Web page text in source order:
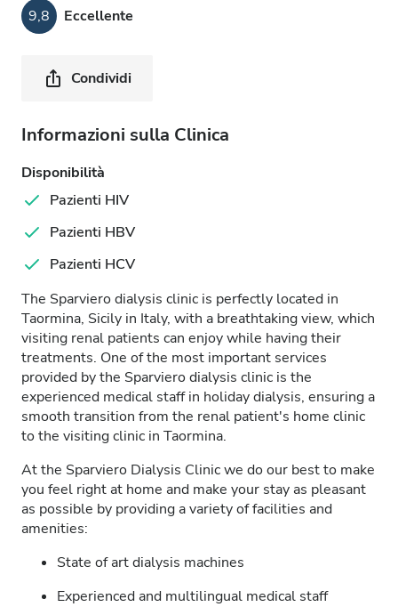
9,8 Eccellente
Condividi
Informazioni sulla Clinica
Disponibilità
Pazienti HIV
Pazienti HBV
Pazienti HCV
The Sparviero dialysis clinic is perfectly located in
Taormina, Sicily in Italy, with a breathtaking view, which
visiting renal patients can enjoy while having their
treatments. One of the most important services
provided by the Sparviero dialysis clinic is the
experienced medical staff in holiday dialysis, ensuring a
smooth transition from the renal patient's home clinic
to the visiting clinic in Taormina.
At the Sparviero Dialysis Clinic we do our best to make
you feel right at home and make your stay as pleasant
as possible by providing a variety of facilities and
amenities:
State of art dialysis machines
Experienced and multilingual medical staff